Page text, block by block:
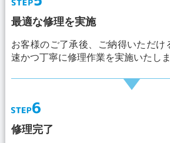
最適な修理を実施
お客様のご了承後、ご納得いただけ
速かつ丁寧に修理作業を実施いたしま
修理完了